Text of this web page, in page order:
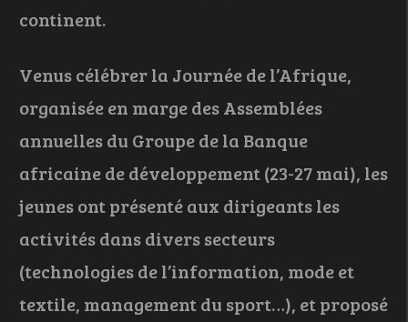
continent.
Venus célébrer la Journée de l’Afrique,
organisée en marge des Assemblées
annuelles du Groupe de la Banque
africaine de développement (23-27 mai), les
jeunes ont présenté aux dirigeants les
activités dans divers secteurs
(technologies de l’information, mode et
textile, management du sport…), et proposé